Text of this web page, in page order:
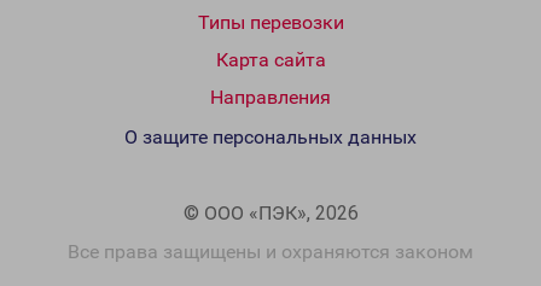
Типы перевозки
Карта сайта
Направления
© ООО «ПЭК», 2026
Все права защищены и охраняются законом
О защите персональных данных